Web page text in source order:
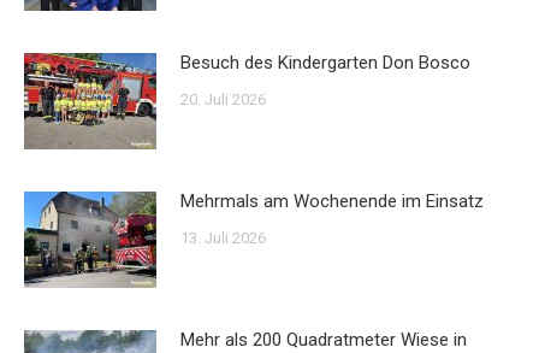
Besuch des Kindergarten Don Bosco
20. Juli 2026
Mehrmals am Wochenende im Einsatz
13. Juli 2026
Mehr als 200 Quadratmeter Wiese in